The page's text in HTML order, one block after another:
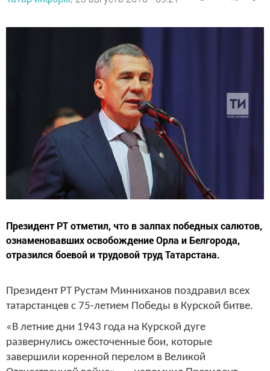
Президент РТ отметил, что в залпах победных салютов,
ознаменовавших освобождение Орла и Белгорода,
отразился боевой и трудовой труд Татарстана.
Президент РТ Рустам Минниханов поздравил всех
татарстанцев с 75-летием Победы в Курской битве.
«В летние дни 1943 года на Курской дуге
развернулись ожесточенные бои, которые
завершили коренной перелом в Великой